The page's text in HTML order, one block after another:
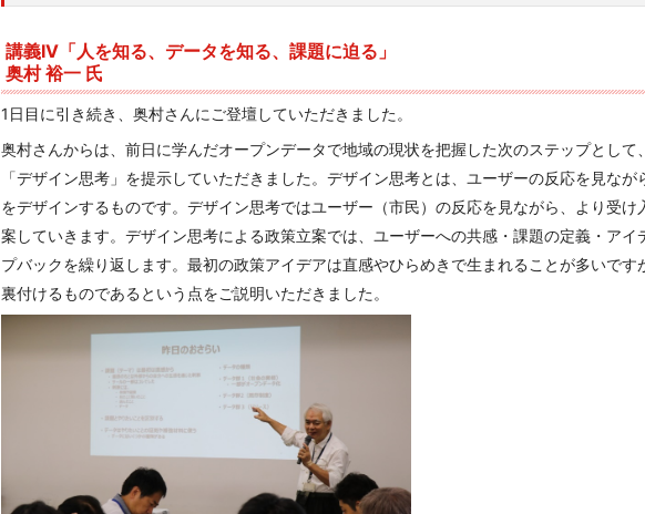
講義IV「人を知る、データを知る、課題に迫る」
奥村 裕一 氏
1日目に引き続き、奥村さんにご登壇していただきました。
奥村さんからは、前日に学んだオープンデータで地域の現状を把握した次のステップとして
「デザイン思考」を提示していただきました。デザイン思考とは、ユーザーの反応を見な
をデザインするものです。デザイン思考ではユーザー（市民）の反応を見ながら、より受け
案していきます。デザイン思考による政策立案では、ユーザーへの共感・課題の定義・アイ
プバックを繰り返します。最初の政策アイデアは直感やひらめきで生まれることが多いです
裏付けるものであるという点をご説明いただきました。